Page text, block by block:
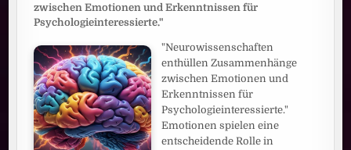
zwischen Emotionen und Erkenntnissen für
Psychologieinteressierte."
"Neurowissenschaften
enthüllen Zusammenhänge
zwischen Emotionen und
Erkenntnissen für
Psychologieinteressierte."
Emotionen spielen eine
entscheidende Rolle in